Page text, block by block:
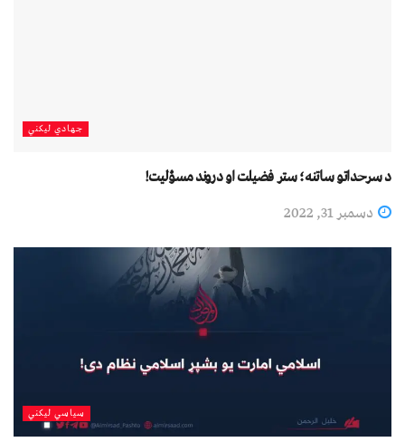
جهادي لیکني
د سرحداتو ساتنه؛ ستر فضیلت او دروند مسؤلیت!
دسمبر 31, 2022
سیاسي لیکني